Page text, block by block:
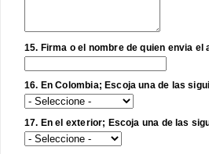
15. Firma o el nombre de quien envia el
16. En Colombia; Escoja una de las
17. En el exterior; Escoja una de las